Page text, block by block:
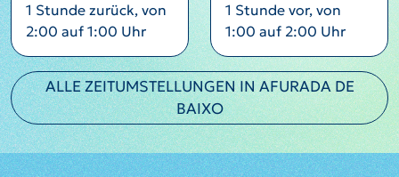
1 Stunde zurück, von
2:00 auf 1:00 Uhr
1 Stunde vor, von
1:00 auf 2:00 Uhr
ALLE ZEITUMSTELLUNGEN IN AFURADA DE
BAIXO